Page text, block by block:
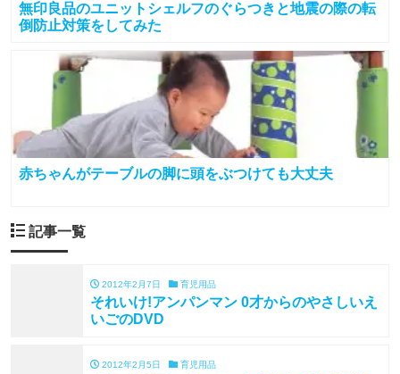
無印良品のユニットシェルフのぐらつきと地震の際の転
倒防止対策をしてみた
赤ちゃんがテーブルの脚に頭をぶつけても大丈夫
記事一覧
2012年2月7日 育児用品
それいけ!アンパンマン 0才からのやさしいえ
いごのDVD
2012年2月5日 育児用品